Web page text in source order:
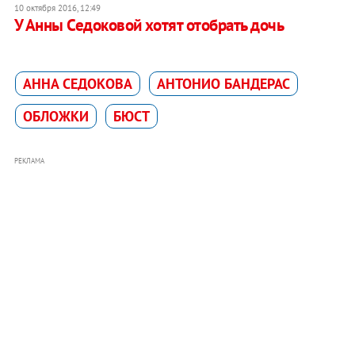
10 октября 2016, 12:49
У Анны Седоковой хотят отобрать дочь
АННА СЕДОКОВА
АНТОНИО БАНДЕРАС
ОБЛОЖКИ
БЮСТ
РЕКЛАМА